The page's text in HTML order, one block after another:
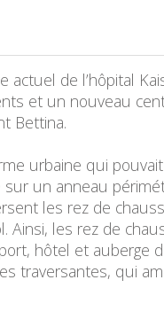
de l’hôpital
et un nouveau
Bettina.
urbaine qui
un anneau
les rez de
les rez de
hôtel et auberge
traversantes, qui